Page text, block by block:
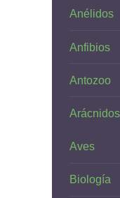
Anélidos
Anfibios
Antozoo
Arácnidos
Aves
Biología